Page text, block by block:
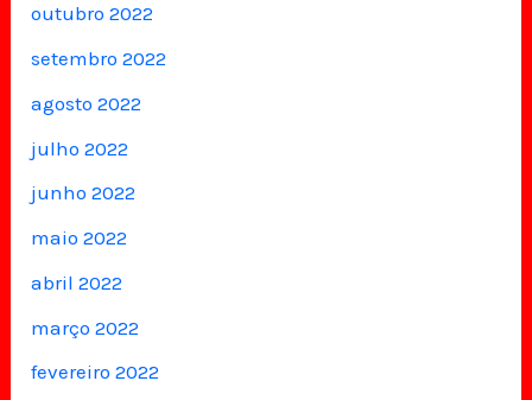
outubro 2022
setembro 2022
agosto 2022
julho 2022
junho 2022
maio 2022
abril 2022
março 2022
fevereiro 2022